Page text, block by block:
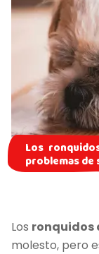
Los
problemas de
Los ronquidos
molesto, pero